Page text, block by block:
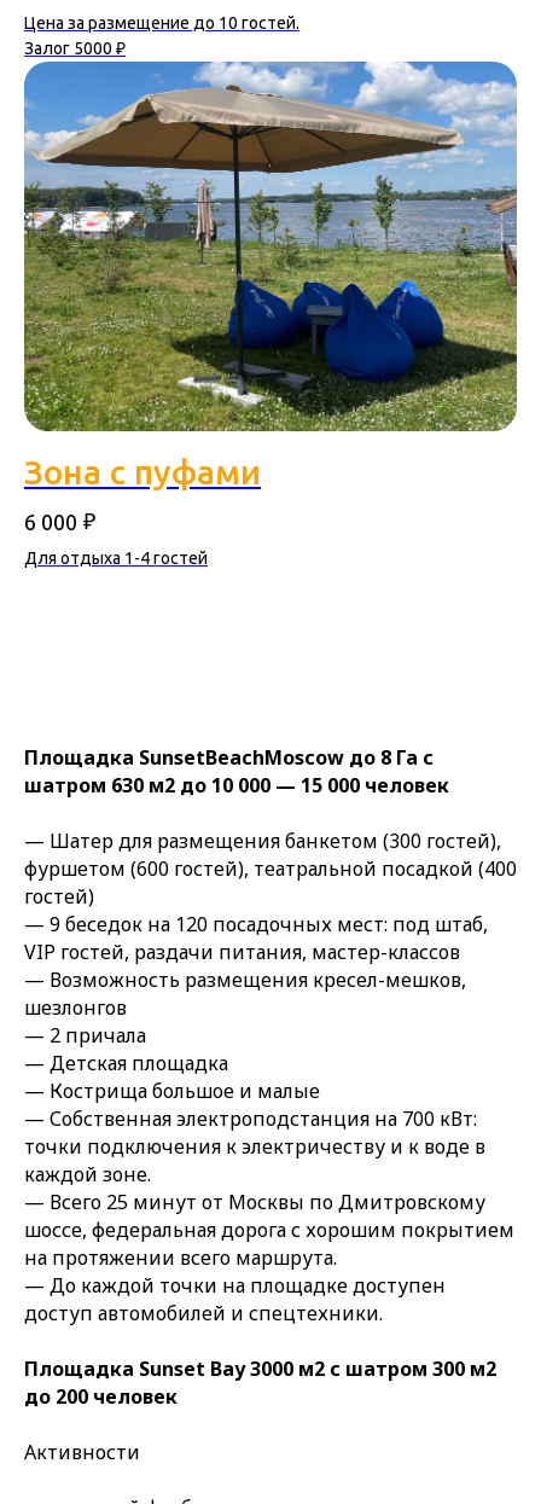
Цена за размещение до 10 гостей.
Залог 5000 ₽
Зона с пуфами
6 000 ₽
Для отдыха 1-4 гостей
Площадка SunsetBeachMoscow до 8 Га с
шатром 630 м2 до 10 000 — 15 000 человек
— Шатер для размещения банкетом (300 гостей),
фуршетом (600 гостей), театральной посадкой (400
гостей)
— 9 беседок на 120 посадочных мест: под штаб,
VIP гостей, раздачи питания, мастер-классов
— Возможность размещения кресел-мешков,
шезлонгов
— 2 причала
— Детская площадка
— Кострища большое и малые
— Собственная электроподстанция на 700 кВт:
точки подключения к электричеству и к воде в
каждой зоне.
— Всего 25 минут от Москвы по Дмитровскому
шоссе, федеральная дорога с хорошим покрытием
на протяжении всего маршрута.
— До каждой точки на площадке доступен
доступ автомобилей и спецтехники.
Площадка Sunset Bay 3000 м2 с шатром 300 м2
до 200 человек
Активности